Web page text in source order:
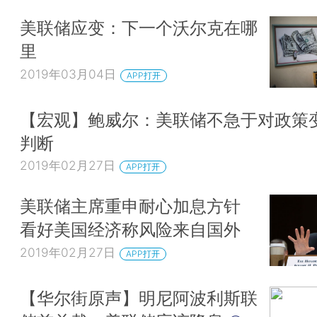
美联储应变：下一个沃尔克在哪
里
2019年03月04日 APP打开
【宏观】鲍威尔：美联储不急于对政策
判断
2019年02月27日 APP打开
美联储主席重申耐心加息方针
看好美国经济称风险来自国外
2019年02月27日 APP打开
【华尔街原声】明尼阿波利斯联